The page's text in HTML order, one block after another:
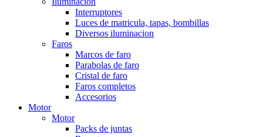
Interruptores
Luces de matricula, tapas, bombillas
Diversos iluminacion
Faros
Marcos de faro
Parabolas de faro
Cristal de faro
Faros completos
Accesorios
Motor
Motor
Packs de juntas